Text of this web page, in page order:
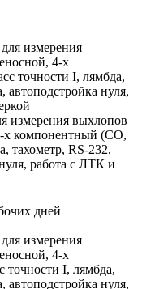
измерения выхлопов
х компонентный (CO,
тахометр, RS-232,
работа с ЛТК и
дней